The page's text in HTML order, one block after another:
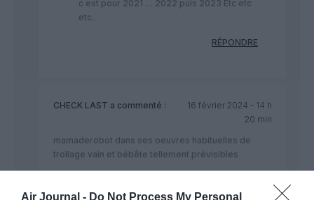
Air Journal - Do Not Process My Personal
c est pour 2021 … 2022 puis 2023 Etc etc
etc..
RÉPONDRE
CHECK LAST a commenté :
16 février 2024 - 14 h
20 min
mamaderobot dans ses oeuvres habituelles de
trollage vain et bébête tellement prévisibles
de débiter des inepties !!